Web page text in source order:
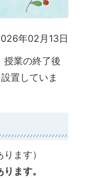
年02月13日
授業の終了後
置していま
ます）
ます。